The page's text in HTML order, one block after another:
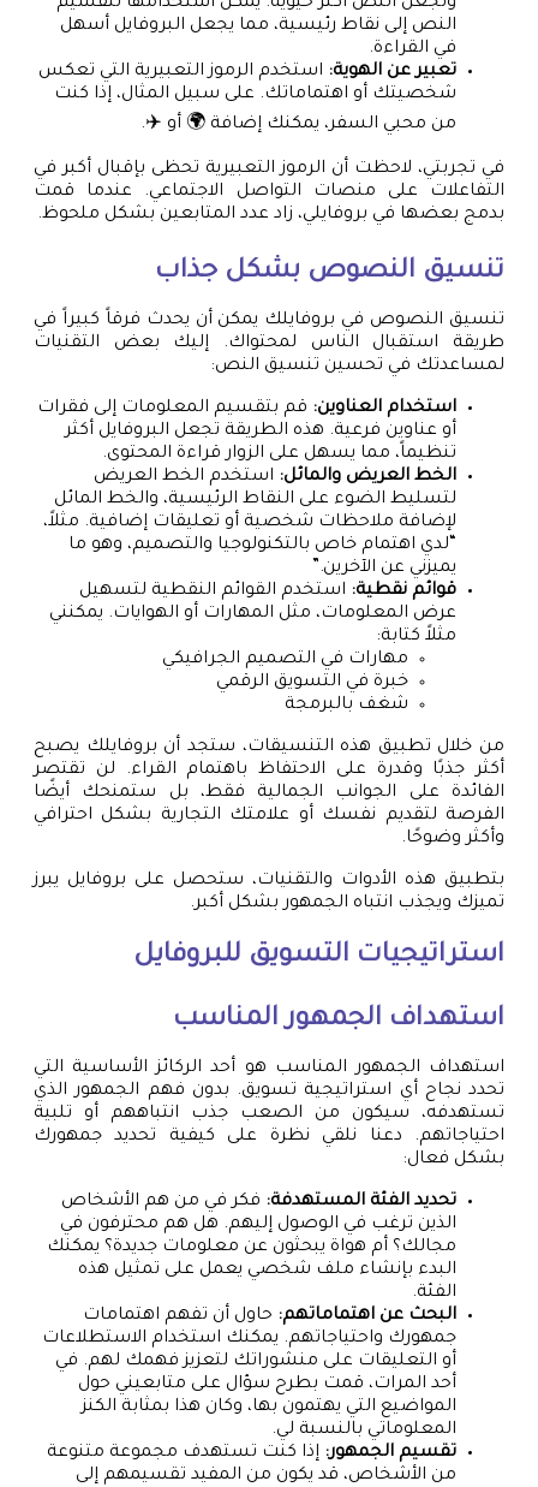
النص إلى نقاط رئيسية، مما يجعل البروفايل أسهل
في القراءة.
تعبير عن الهوية: استخدم الرموز التعبيرية التي تعكس
شخصيتك أو اهتماماتك. على سبيل المثال، إذا كنت
من محبي السفر، يمكنك إضافة 🌍 أو ✈️.
في تجربتي، لاحظت أن الرموز التعبيرية تحظى بإقبال أكبر في
التفاعلات على منصات التواصل الاجتماعي. عندما قمت
بدمج بعضها في بروفايلي، زاد عدد المتابعين بشكل ملحوظ.
تنسيق النصوص بشكل جذاب
تنسيق النصوص في بروفايلك يمكن أن يحدث فرقاً كبيراً في
طريقة استقبال الناس لمحتواك. إليك بعض التقنيات
لمساعدتك في تحسين تنسيق النص:
استخدام العناوين: قم بتقسيم المعلومات إلى فقرات
أو عناوين فرعية. هذه الطريقة تجعل البروفايل أكثر
تنظيماً، مما يسهل على الزوار قراءة المحتوى.
الخط العريض والمائل: استخدم الخط العريض
لتسليط الضوء على النقاط الرئيسية، والخط المائل
لإضافة ملاحظات شخصية أو تعليقات إضافية. مثلاً،
“لدي اهتمام خاص بالتكنولوجيا والتصميم، وهو ما
يميزني عن الآخرين.”
قوائم نقطية: استخدم القوائم النقطية لتسهيل
عرض المعلومات، مثل المهارات أو الهوايات. يمكنني
مثلاً كتابة:
مهارات في التصميم الجرافيكي
خبرة في التسويق الرقمي
شغف بالبرمجة
من خلال تطبيق هذه التنسيقات، ستجد أن بروفايلك يصبح
أكثر جذبًا وقدرة على الاحتفاظ باهتمام القراء. لن تقتصر
الفائدة على الجوانب الجمالية فقط، بل ستمنحك أيضًا
الفرصة لتقديم نفسك أو علامتك التجارية بشكل احترافي
وأكثر وضوحًا.
بتطبيق هذه الأدوات والتقنيات، ستحصل على بروفايل يبرز
تميزك ويجذب انتباه الجمهور بشكل أكبر.
استراتيجيات التسويق للبروفايل
استهداف الجمهور المناسب
استهداف الجمهور المناسب هو أحد الركائز الأساسية التي
تحدد نجاح أي استراتيجية تسويق. بدون فهم الجمهور الذي
تستهدفه، سيكون من الصعب جذب انتباههم أو تلبية
احتياجاتهم. دعنا نلقي نظرة على كيفية تحديد جمهورك
بشكل فعال:
تحديد الفئة المستهدفة: فكر في من هم الأشخاص
الذين ترغب في الوصول إليهم. هل هم محترفون في
مجالك؟ أم هواة يبحثون عن معلومات جديدة؟ يمكنك
البدء بإنشاء ملف شخصي يعمل على تمثيل هذه
الفئة.
البحث عن اهتماماتهم: حاول أن تفهم اهتمامات
جمهورك واحتياجاتهم. يمكنك استخدام الاستطلاعات
أو التعليقات على منشوراتك لتعزيز فهمك لهم. في
أحد المرات، قمت بطرح سؤال على متابعيني حول
المواضيع التي يهتمون بها، وكان هذا بمثابة الكنز
المعلوماتي بالنسبة لي.
تقسيم الجمهور: إذا كنت تستهدف مجموعة متنوعة
من الأشخاص، قد يكون من المفيد تقسيمهم إلى